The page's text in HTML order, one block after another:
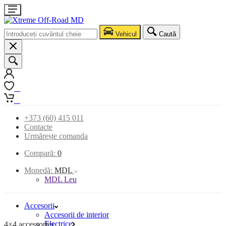
Vehicul Caută
+373 (60) 415 011
Contacte
Urmărește comanda
Compară: 0
Monedă: MDL
MDL Leu
Accesorii
Accesorii de interior
Electrice
4×4 accessories